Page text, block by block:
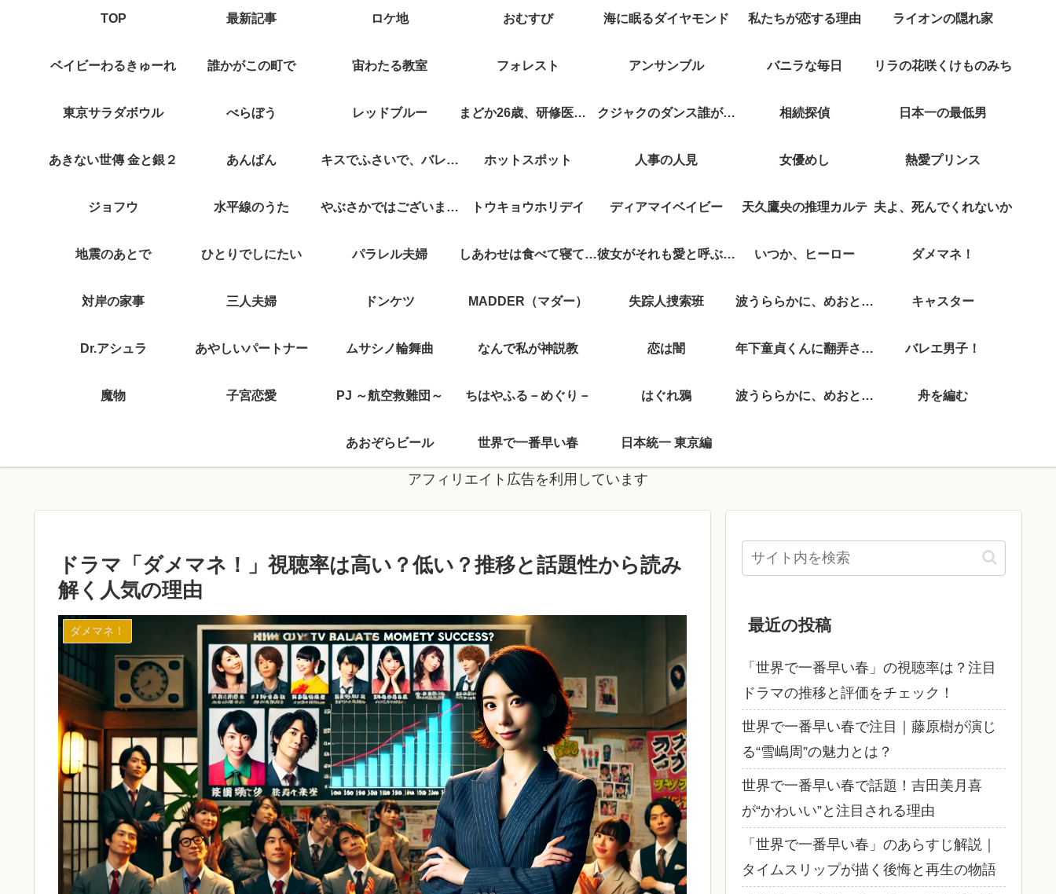
TOP 最新記事 ロケ地 おむすび 海に眠るダイヤモンド 私たちが恋する理由 ライオンの隠れ家
ベイビーわるきゅーれ 誰かがこの町で 宙わたる教室 フォレスト アンサンブル バニラな毎日 リラの花咲くけものみち
東京サラダボウル べらぼう レッドブルー まどか26歳、研修医やってます！ クジャクのダンス誰が見た？ 相続探偵 日本一の最低男
あきない世傳 金と銀２ あんぱん キスでふさいで、バレないで。 ホットスポット 人事の人見 女優めし 熱愛プリンス
ジョフウ 水平線のうた やぶさかではございません トウキョウホリデイ ディアマイベイビー 天久鷹央の推理カルテ 夫よ、死んでくれないか
地震のあとで ひとりでしにたい パラレル夫婦 しあわせは食べて寝て待て 彼女がそれも愛と呼ぶなら いつか、ヒーロー ダメマネ！
対岸の家事 三人夫婦 ドンケツ MADDER（マダー） 失踪人捜索班 波うららかに、めおと日和 キャスター
Dr.アシュラ あやしいパートナー ムサシノ輪舞曲 なんで私が神説教 恋は闇 年下童貞くんに翻弄されてます バレエ男子！
魔物 子宮恋愛 PJ ～航空救難団～ ちはやふる－めぐり－ はぐれ鴉 波うららかに、めおと日和 舟を編む
あおぞらビール 世界で一番早い春 日本統一 東京編
アフィリエイト広告を利用しています
ドラマ「ダメマネ！」視聴率は高い？低い？推移と話題性から読み
解く人気の理由
ダメマネ！ 最近の投稿
「世界で一番早い春」の視聴率は？注目
ドラマの推移と評価をチェック！
世界で一番早い春で注目｜藤原樹が演じ
る“雪嶋周”の魅力とは？
世界で一番早い春で話題！吉田美月喜
が“かわいい”と注目される理由
「世界で一番早い春」のあらすじ解説｜
タイムスリップが描く後悔と再生の物語